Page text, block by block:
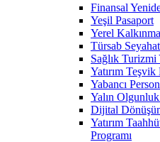
Finansal
Yeşil Pasaport
Yerel
Türsab
Sağlık
Yatırım Teşvik
Yabancı
Yalın
Dijital
Yatırım
Programı